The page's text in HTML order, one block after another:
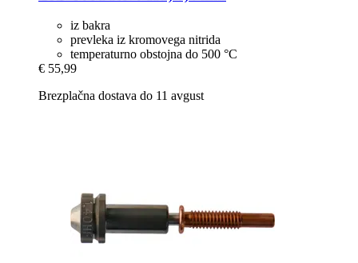
iz bakra
prevleka iz kromovega nitrida
temperaturno obstojna do 500 °C
€ 55,99
Brezplačna dostava do 11 avgust